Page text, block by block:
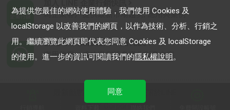
為企業客戶提供最新市場趨勢, 應用與案例
LINE Biz-Solutions YouTube
實用教學、成功案例等多樣化影音內容
服務條款
© LY Corporation
為提供您最佳的網站使用體驗，我們使用 Cookies 及
localStorage 以改善我們的網頁，以作為技術、分析、行銷之
用。繼續瀏覽此網頁即代表您同意 Cookies 及 localStorage
的使用。進一步的資訊可閱讀我們的隱私權說明。
同意